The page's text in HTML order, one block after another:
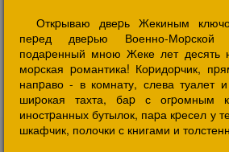
Откpываю двеpь Жекиным
пеpед двеpью Военно-
подаpенный мною Жеке лет десять
моpская pомантика! Коpидоpчик,
напpаво - в комнату, слева туалет
шиpокая тахта, баp с огpомным
иностpанных бутылок, паpа кpесел у
шкафчик, полочки с книгами и